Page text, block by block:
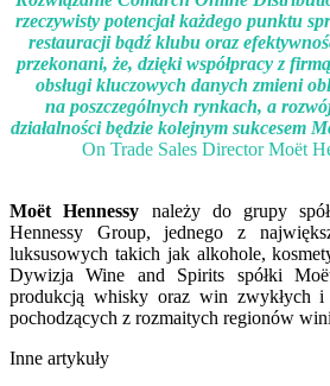
rzeczywisty potencjał każdego punktu
restauracji bądź klubu oraz
przekonani, że, dzięki współpracy z
obsługi kluczowych danych zmieni
na poszczególnych rynkach, a
działalności będzie kolejnym sukcesem
On Trade Sales Director Moët
Moët Hennessy należy do grupy
Hennessy Group, jednego z
luksusowych takich jak alkohole,
Dywizja Wine and Spirits spółki
produkcją whisky oraz win zwykłych i
pochodzących z rozmaitych regionów
Inne artykuły